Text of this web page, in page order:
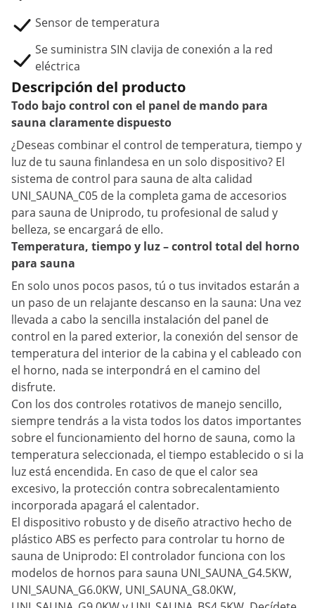
Sensor de temperatura
Se suministra SIN clavija de conexión a la red
eléctrica
Descripción del producto
Todo bajo control con el panel de mando para
sauna claramente dispuesto
¿Deseas combinar el control de temperatura, tiempo y
luz de tu sauna finlandesa en un solo dispositivo? El
sistema de control para sauna de alta calidad
UNI_SAUNA_C05 de la completa gama de accesorios
para sauna de Uniprodo, tu profesional de salud y
belleza, se encargará de ello.
Temperatura, tiempo y luz – control total del horno
para sauna
En solo unos pocos pasos, tú o tus invitados estarán a
un paso de un relajante descanso en la sauna: Una vez
llevada a cabo la sencilla instalación del panel de
control en la pared exterior, la conexión del sensor de
temperatura del interior de la cabina y el cableado con
el horno, nada se interpondrá en el camino del
disfrute.
Con los dos controles rotativos de manejo sencillo,
siempre tendrás a la vista todos los datos importantes
sobre el funcionamiento del horno de sauna, como la
temperatura seleccionada, el tiempo establecido o si la
luz está encendida. En caso de que el calor sea
excesivo, la protección contra sobrecalentamiento
incorporada apagará el calentador.
El dispositivo robusto y de diseño atractivo hecho de
plástico ABS es perfecto para controlar tu horno de
sauna de Uniprodo: El controlador funciona con los
modelos de hornos para sauna UNI_SAUNA_G4.5KW,
UNI_SAUNA_G6.0KW, UNI_SAUNA_G8.0KW,